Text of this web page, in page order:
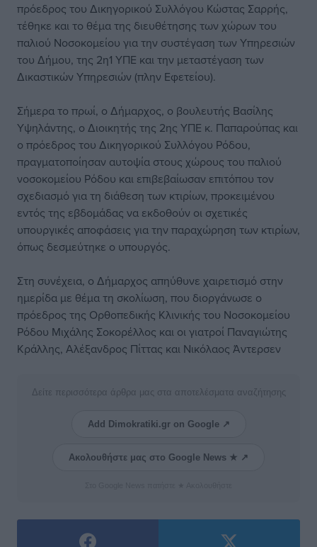
πρόεδρος του Δικηγορικού Συλλόγου Κώστας Σαρρής,
τέθηκε και το θέμα της διευθέτησης των χώρων του
παλιού Νοσοκομείου για την συστέγαση των Υπηρεσιών
του Δήμου, της 2η1 ΥΠΕ και την μεταστέγαση των
Δικαστικών Υπηρεσιών (πλην Εφετείου).
Σήμερα το πρωί, ο Δήμαρχος, ο βουλευτής Βασίλης
Υψηλάντης, ο Διοικητής της 2ης ΥΠΕ κ. Παπαρούπας και
ο πρόεδρος του Δικηγορικού Συλλόγου Ρόδου,
πραγματοποίησαν αυτοψία στους χώρους του παλιού
νοσοκομείου Ρόδου και επιβεβαίωσαν επιτόπου τον
σχεδιασμό για τη διάθεση των κτιρίων, προκειμένου
εντός της εβδομάδας να εκδοθούν οι σχετικές
υπουργικές αποφάσεις για την παραχώρηση των κτιρίων,
όπως δεσμεύτηκε ο υπουργός.
Στη συνέχεια, ο Δήμαρχος απηύθυνε χαιρετισμό στην
ημερίδα με θέμα τη σκολίωση, που διοργάνωσε ο
πρόεδρος της Ορθοπεδικής Κλινικής του Νοσοκομείου
Ρόδου Μιχάλης Σοκορέλλος και οι γιατροί Παναγιώτης
Κράλλης, Αλέξανδρος Πίττας και Νικόλαος Άντερσεν
Δείτε περισσότερα άρθρα μας στα αποτελέσματα αναζήτησης
Add Dimokratiki.gr on Google ↗
Ακολουθήστε μας στο Google News ★ ↗